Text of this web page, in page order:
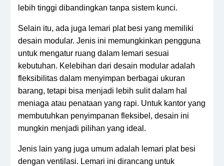
lebih tinggi dibandingkan tanpa sistem kunci.
Selain itu, ada juga lemari plat besi yang memiliki
desain modular. Jenis ini memungkinkan pengguna
untuk mengatur ruang dalam lemari sesuai
kebutuhan. Kelebihan dari desain modular adalah
fleksibilitas dalam menyimpan berbagai ukuran
barang, tetapi bisa menjadi lebih sulit dalam hal
meniaga atau penataan yang rapi. Untuk kantor yang
membutuhkan penyimpanan fleksibel, desain ini
mungkin menjadi pilihan yang ideal.
Jenis lain yang juga umum adalah lemari plat besi
dengan ventilasi. Lemari ini dirancang untuk